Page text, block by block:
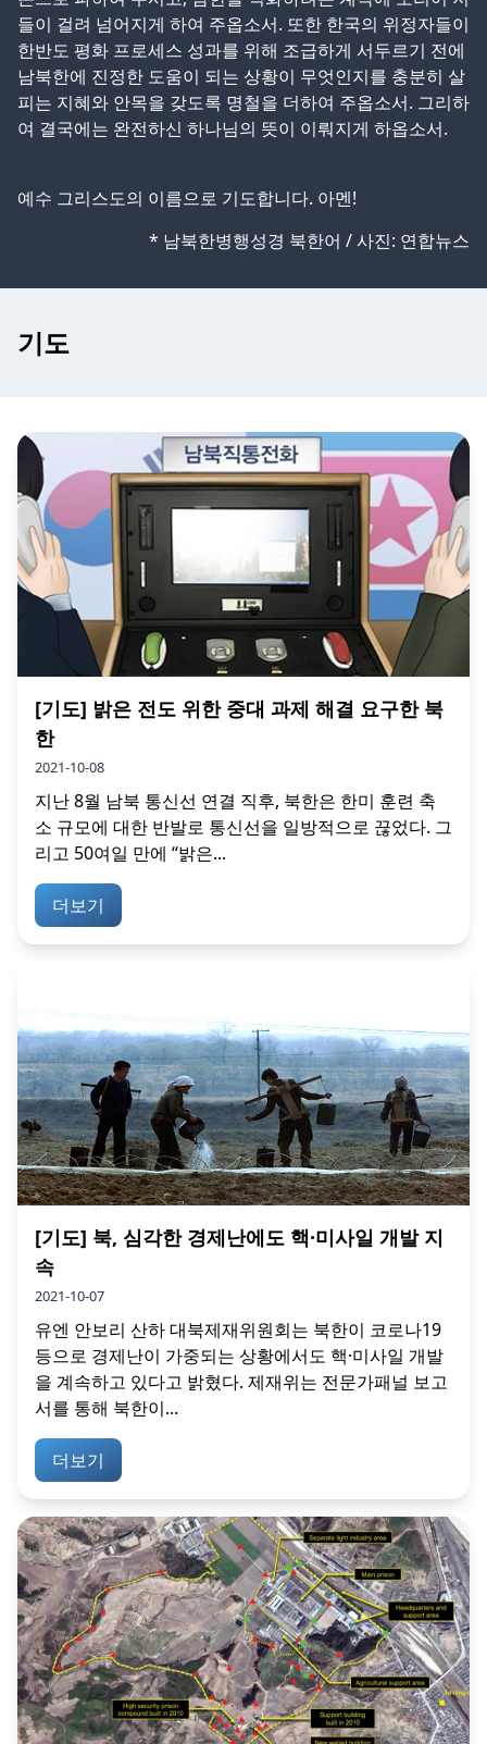
들이 걸려 넘어지게 하여 주옵소서. 또한 한국의 위정자들이
한반도 평화 프로세스 성과를 위해 조급하게 서두르기 전에
남북한에 진정한 도움이 되는 상황이 무엇인지를 충분히 살
피는 지혜와 안목을 갖도록 명철을 더하여 주옵소서. 그리하
여 결국에는 완전하신 하나님의 뜻이 이뤄지게 하옵소서.
예수 그리스도의 이름으로 기도합니다. 아멘!
* 남북한병행성경 북한어 / 사진: 연합뉴스
기도
[기도] 밝은 전도 위한 중대 과제 해결 요구한 북
한
2021-10-08
지난 8월 남북 통신선 연결 직후, 북한은 한미 훈련 축
소 규모에 대한 반발로 통신선을 일방적으로 끊었다. 그
리고 50여일 만에 “밝은...
더보기
[기도] 북, 심각한 경제난에도 핵·미사일 개발 지
속
2021-10-07
유엔 안보리 산하 대북제재위원회는 북한이 코로나19
등으로 경제난이 가중되는 상황에서도 핵·미사일 개발
을 계속하고 있다고 밝혔다. 제재위는 전문가패널 보고
서를 통해 북한이...
더보기